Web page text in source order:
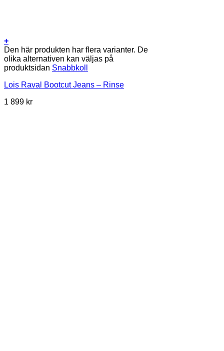
+
Den här produkten har flera varianter. De
olika alternativen kan väljas på
produktsidan Snabbkoll
Lois Raval Bootcut Jeans – Rinse
1 899 kr